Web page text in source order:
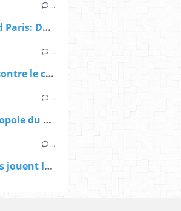
…
> AFP, Métropole du Grand Paris: Da Silva veut revenir à "l'esprit initial de la loi"
…
> Grand Paris: S.Troussel contre le compromis Gouvernement/Sénat
…
> AFP, Devedjian: "la Métropole du Grand Paris est une "machine à impopularité"
…
> Sur La Gazette.fr: les élus jouent la carte Valls